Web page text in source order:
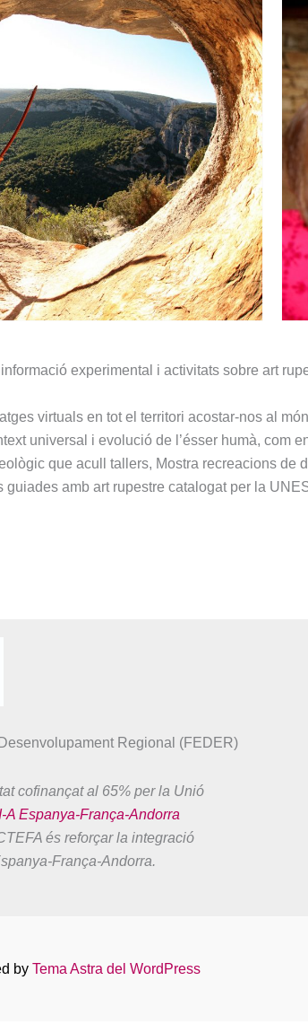
experimental i activitats sobre art
virtuals en tot el territori acostar-nos al
universal i evolució de l’ésser humà, com
que acull tallers, Mostra recreacions de
guiades amb art rupestre catalogat per la
Regional (FEDER)
cofinançat al 65% per la Unió
A Espanya-França-Andorra
és reforçar la integració
França-Andorra.
by Tema Astra del WordPress